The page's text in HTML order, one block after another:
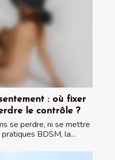
: où fixer
le contrôle ?
se perdre, ni se mettre
BDSM, la...